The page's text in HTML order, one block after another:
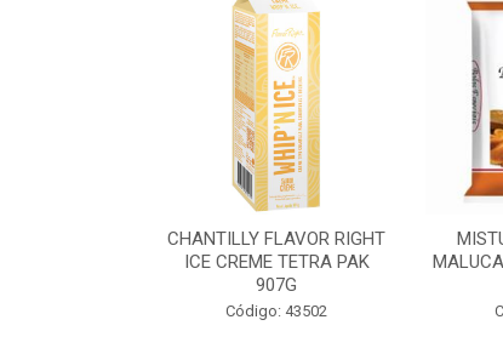
CHANTILLY FLAVOR RIGHT
ICE CREME TETRA PAK
907G
Código: 43502